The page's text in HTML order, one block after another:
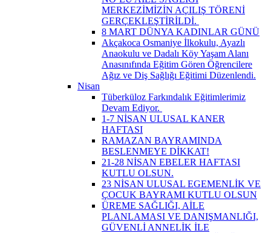
MERKEZİMİZİN AÇILIŞ TÖRENİ
GERÇEKLEŞTİRİLDİ. ​
8 MART DÜNYA KADINLAR GÜNÜ
Akçakoca Osmaniye İlkokulu, Ayazlı
Anaokulu ve Dadalı Köy Yaşam Alanı
Anasınıfında Eğitim Gören Öğrencilere
Ağız ve Diş Sağlığı Eğitimi Düzenlendi.
Nisan
Tüberküloz Farkındalık Eğitimlerimiz
Devam Ediyor. ​
1-7 NİSAN ULUSAL KANER
HAFTASI
RAMAZAN BAYRAMINDA
BESLENMEYE DİKKAT!
21-28 NİSAN EBELER HAFTASI
KUTLU OLSUN.
23 NİSAN ULUSAL EGEMENLİK VE
ÇOCUK BAYRAMI KUTLU OLSUN
ÜREME SAĞLIĞI, AİLE
PLANLAMASI VE DANIŞMANLIĞI,
GÜVENLİ ANNELİK İLE